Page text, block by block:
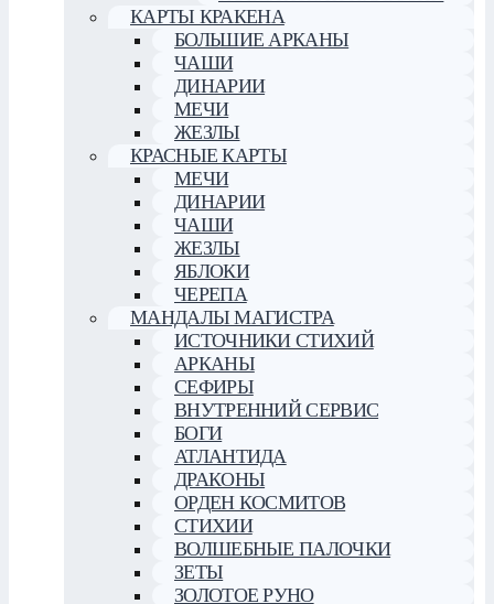
КАРТЫ КРАКЕНА
БОЛЬШИЕ АРКАНЫ
ЧАШИ
ДИНАРИИ
МЕЧИ
ЖЕЗЛЫ
КРАСНЫЕ КАРТЫ
МЕЧИ
ДИНАРИИ
ЧАШИ
ЖЕЗЛЫ
ЯБЛОКИ
ЧЕРЕПА
МАНДАЛЫ МАГИСТРА
ИСТОЧНИКИ СТИХИЙ
АРКАНЫ
СЕФИРЫ
ВНУТРЕННИЙ СЕРВИС
БОГИ
АТЛАНТИДА
ДРАКОНЫ
ОРДЕН КОСМИТОВ
СТИХИИ
ВОЛШЕБНЫЕ ПАЛОЧКИ
ЗЕТЫ
ЗОЛОТОЕ РУНО